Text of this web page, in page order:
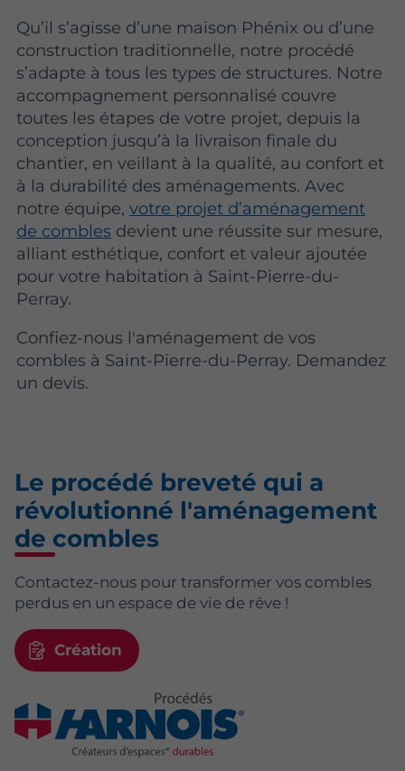
Qu’il s’agisse d’une maison Phénix ou d’une
construction traditionnelle, notre procédé
s’adapte à tous les types de structures. Notre
accompagnement personnalisé couvre
toutes les étapes de votre projet, depuis la
conception jusqu’à la livraison finale du
chantier, en veillant à la qualité, au confort et
à la durabilité des aménagements. Avec
notre équipe,votre projet d’aménagement
de combles devient une réussite sur mesure,
alliant esthétique, confort et valeur ajoutée
pour votre habitation à Saint-Pierre-du-
Perray.
Confiez-nous l'aménagement de vos
combles à Saint-Pierre-du-Perray. Demandez
un devis.
Le procédé breveté qui a
révolutionné l'aménagement
de combles
Contactez-nous pour transformer vos combles
perdus en un espace de vie de rêve !
Création